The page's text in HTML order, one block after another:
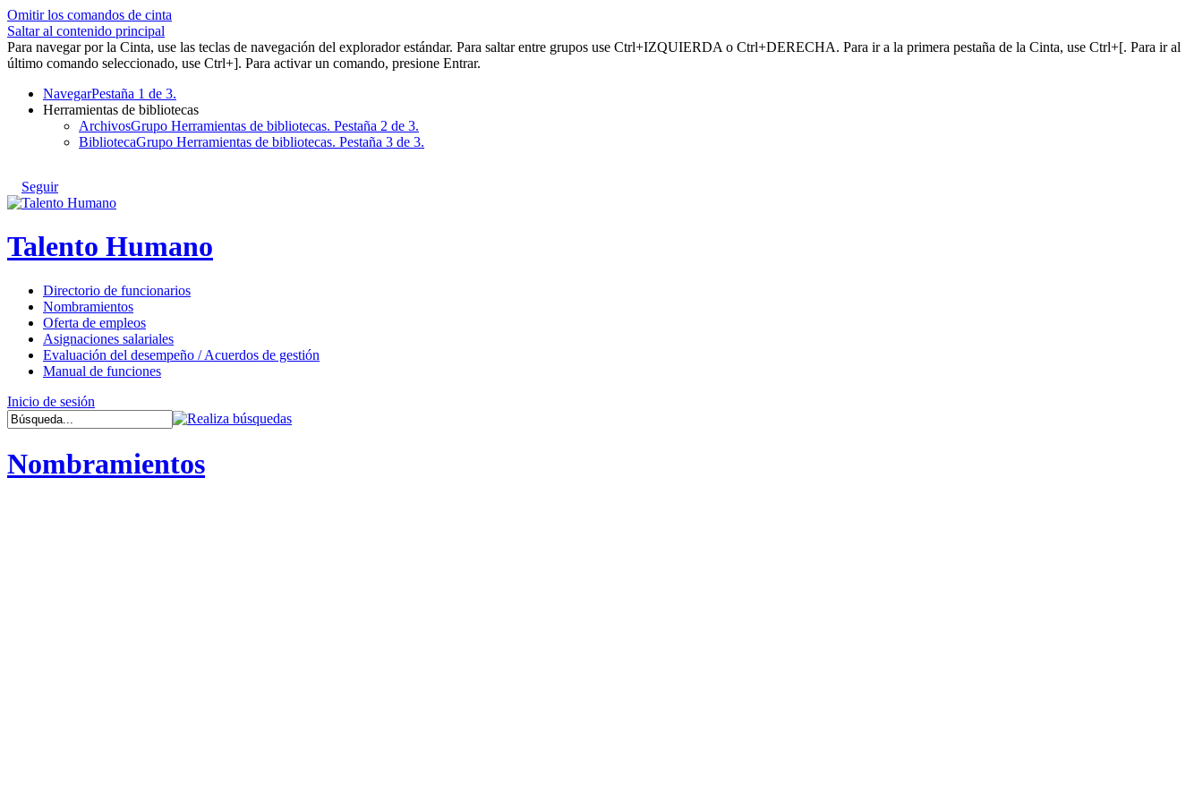
Omitir los comandos de cinta
Saltar al contenido principal
Para navegar por la Cinta, use las teclas de navegación del explorador estándar. Para saltar entre grupos use Ctrl+IZQUIERDA o Ctrl+DERECHA. Para ir a la primera pestaña de la Cinta, use Ctrl+[. Para ir al
último comando seleccionado, use Ctrl+]. Para activar un comando, presione Entrar.
NavegarPestaña 1 de 3.
Herramientas de bibliotecas
ArchivosGrupo Herramientas de bibliotecas. Pestaña 2 de 3.
BibliotecaGrupo Herramientas de bibliotecas. Pestaña 3 de 3.
Seguir
Talento Humano
Directorio de funcionarios
Nombramientos
Oferta de empleos
Asignaciones salariales
Evaluación del desempeño / Acuerdos de gestión
Manual de funciones
Inicio de sesión
Nombramientos